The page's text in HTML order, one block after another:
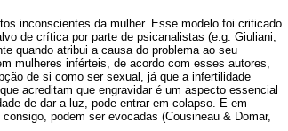
in­conscientes da mulher. Esse modelo foi criticado
de crítica por parte de psicanalistas (e.g. Giuliani,
quando atribui a causa do problema ao seu
mulheres inférteis, de acordo com esses autores,
de si como ser sexual, já que a infertilidade
acreditam que engravidar é um aspecto essencial
de dar a luz, pode entrar em colapso. E em
podem ser evocadas (Cousineau & Domar,